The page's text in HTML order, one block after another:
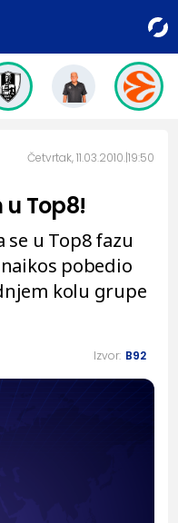
Četvrtak, 11.03.2010. 19:50
u Top8!
se u Top8 fazu
pobedio
kolu grupe
Izvor: B92